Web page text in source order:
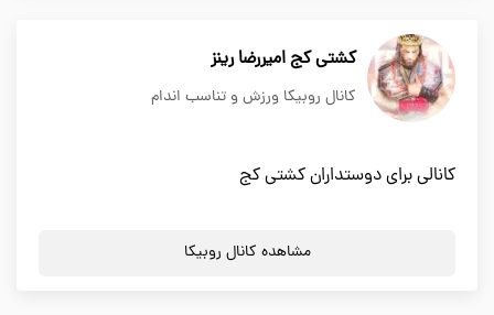
کشتی کج امیررضا رینز
کانال روبیکا ورزش و تناسب اندام
کانالی برای دوستداران کشتی کج
مشاهده کانال روبیکا